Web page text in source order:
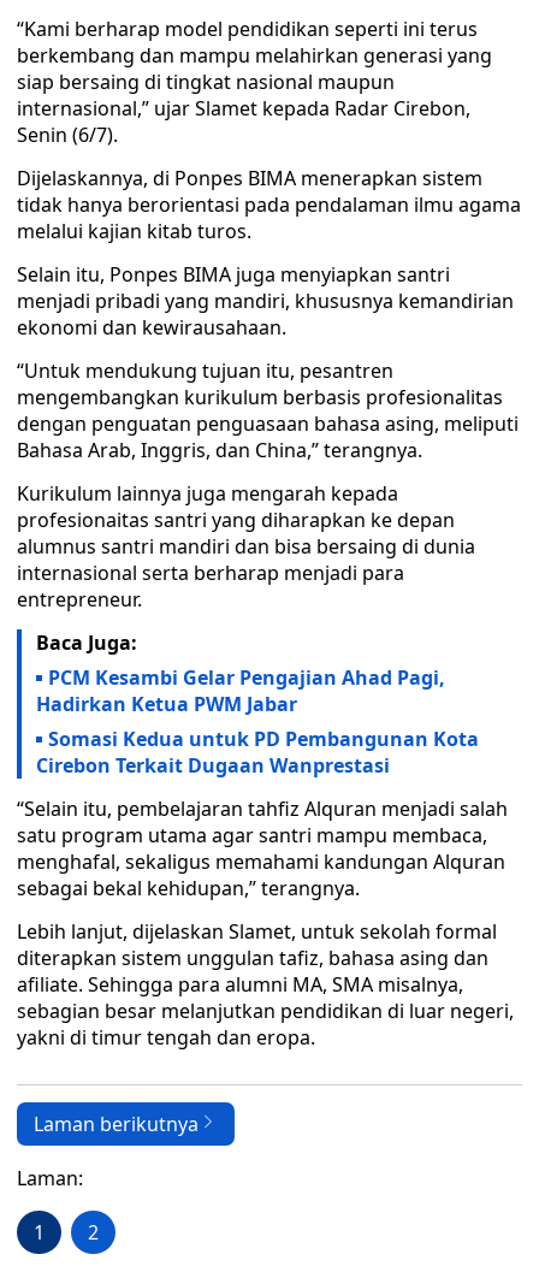
“Kami berharap model pendidikan seperti ini terus
berkembang dan mampu melahirkan generasi yang
siap bersaing di tingkat nasional maupun
internasional,” ujar Slamet kepada Radar Cirebon,
Senin (6/7).
Dijelaskannya, di Ponpes BIMA menerapkan sistem
tidak hanya berorientasi pada pendalaman ilmu agama
melalui kajian kitab turos.
Selain itu, Ponpes BIMA juga menyiapkan santri
menjadi pribadi yang mandiri, khususnya kemandirian
ekonomi dan kewirausahaan.
“Untuk mendukung tujuan itu, pesantren
mengembangkan kurikulum berbasis profesionalitas
dengan penguatan penguasaan bahasa asing, meliputi
Bahasa Arab, Inggris, dan China,” terangnya.
Kurikulum lainnya juga mengarah kepada
profesionaitas santri yang diharapkan ke depan
alumnus santri mandiri dan bisa bersaing di dunia
internasional serta berharap menjadi para
entrepreneur.
Baca Juga:
PCM Kesambi Gelar Pengajian Ahad Pagi,
Hadirkan Ketua PWM Jabar
Somasi Kedua untuk PD Pembangunan Kota
Cirebon Terkait Dugaan Wanprestasi
“Selain itu, pembelajaran tahfiz Alquran menjadi salah
satu program utama agar santri mampu membaca,
menghafal, sekaligus memahami kandungan Alquran
sebagai bekal kehidupan,” terangnya.
Lebih lanjut, dijelaskan Slamet, untuk sekolah formal
diterapkan sistem unggulan tafiz, bahasa asing dan
afiliate. Sehingga para alumni MA, SMA misalnya,
sebagian besar melanjutkan pendidikan di luar negeri,
yakni di timur tengah dan eropa.
Laman berikutnya
Laman:
1 2